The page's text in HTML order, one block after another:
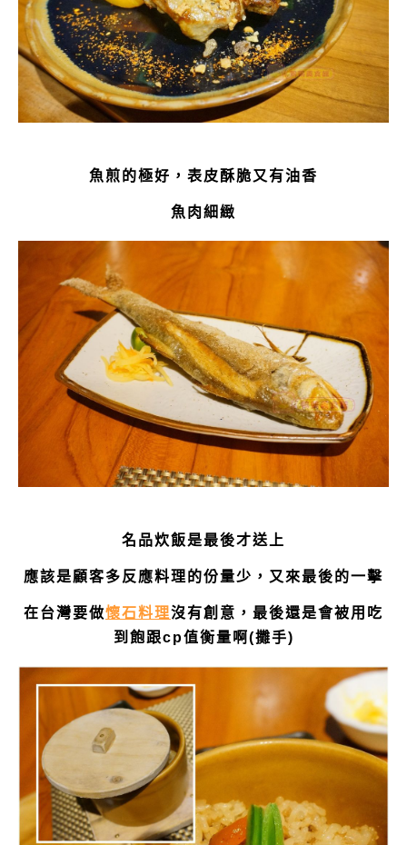
魚煎的極好，表皮酥脆又有油香
魚肉細緻
名品炊飯是最後才送上
應該是顧客多反應料理的份量少，又來最後的一擊
在台灣要做懷石料理沒有創意，最後還是會被用吃
到飽跟cp值衡量啊(攤手)